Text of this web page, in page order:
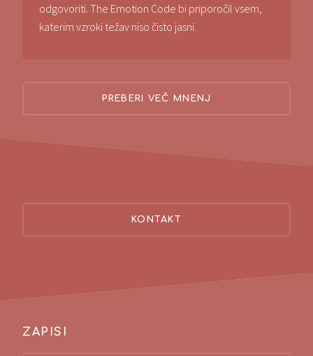
odgovoriti. The Emotion Code bi priporočil vsem,
katerim vzroki težav niso čisto jasni.
PREBERI VEČ MNENJ
KONTAKT
ZAPISI